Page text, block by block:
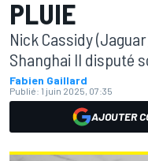
PLUIE
Nick Cassidy
Shanghai II disputé
Fabien Gaillard
Publié: 1 juin 2025, 07:35
AJOUTER